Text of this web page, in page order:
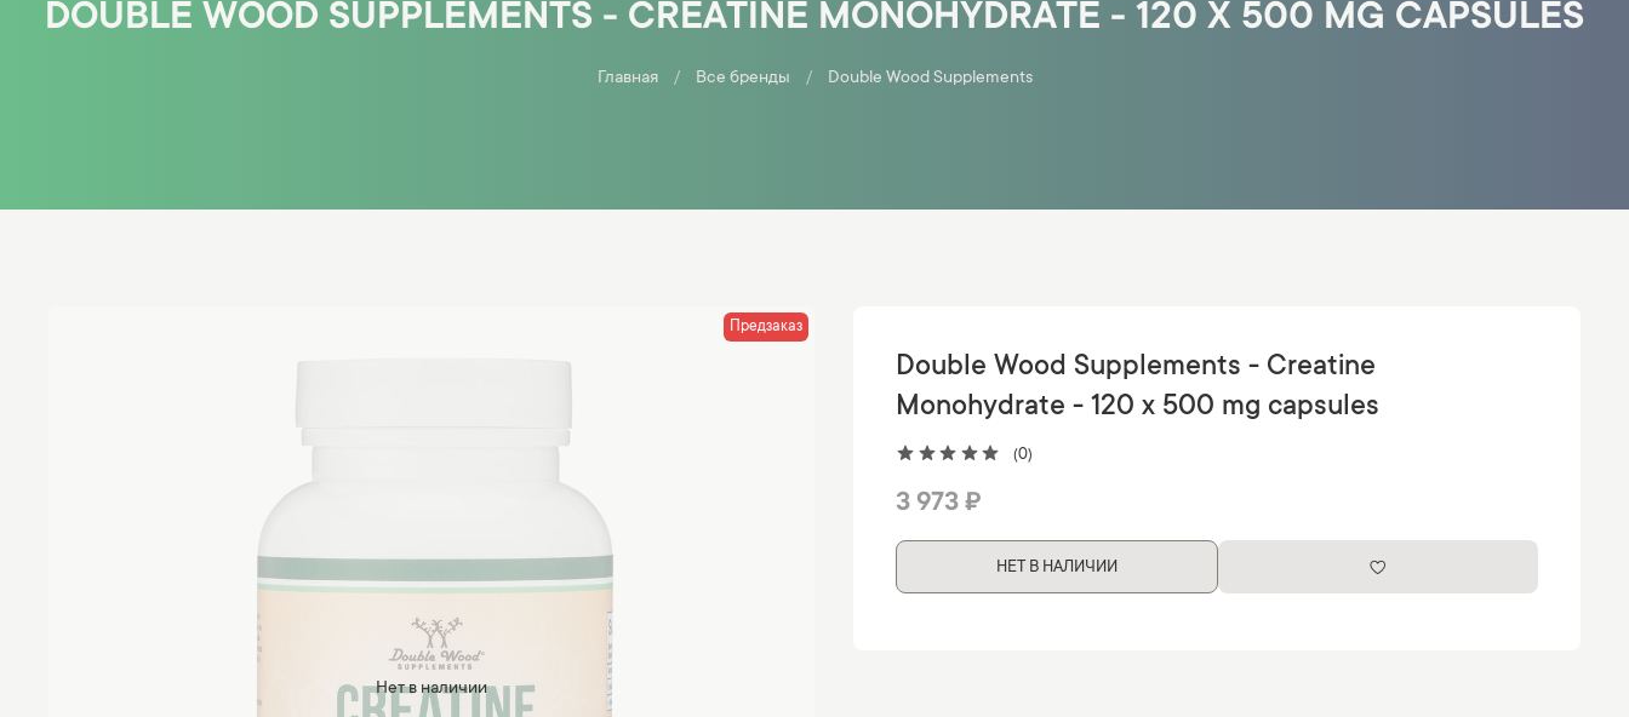
DOUBLE WOOD SUPPLEMENTS - CREATINE MONOHYDRATE - 120 X 500 MG CAPSULES
Главная Все бренды Double Wood Supplements
Нет в наличии
Предзаказ
(0)
Double Wood Supplements - Creatine
Monohydrate - 120 x 500 mg capsules
3 973 ₽
НЕТ В НАЛИЧИИ